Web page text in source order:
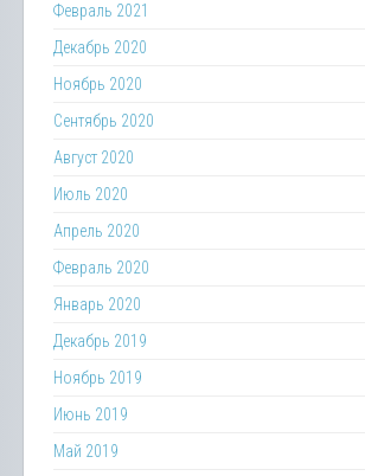
Февраль 2021
Декабрь 2020
Ноябрь 2020
Сентябрь 2020
Август 2020
Июль 2020
Апрель 2020
Февраль 2020
Январь 2020
Декабрь 2019
Ноябрь 2019
Июнь 2019
Май 2019